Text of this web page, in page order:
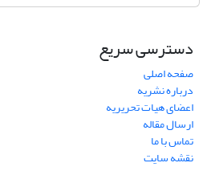
دسترسی سریع
صفحه اصلی
درباره نشریه
اعضای هیات تحریریه
ارسال مقاله
تماس با ما
نقشه سایت